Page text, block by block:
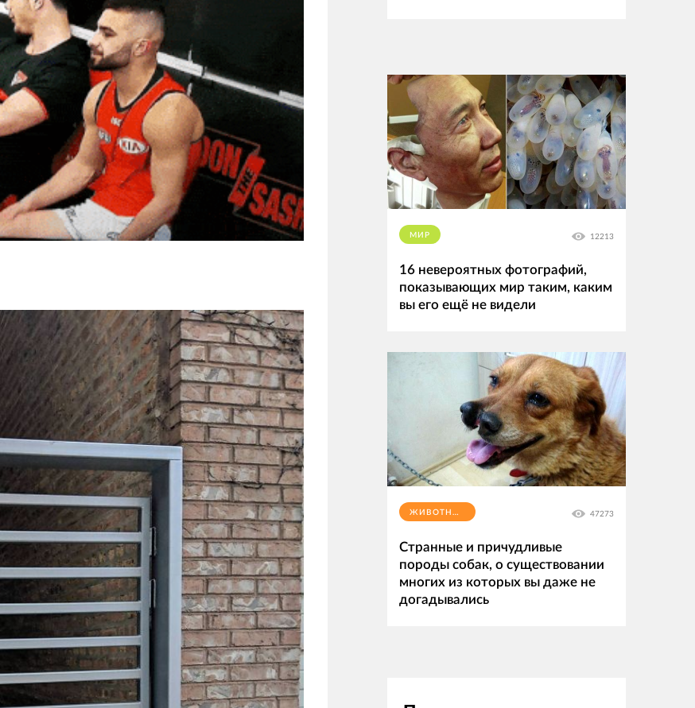
МИР 12213
16 невероятных фотографий,
показывающих мир таким, каким
вы его ещё не видели
ЖИВОТНЫЕ 47273
Странные и причудливые
породы собак, о существовании
многих из которых вы даже не
догадывались